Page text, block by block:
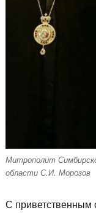
Митрополит
области С.И. Морозов
С приветственным